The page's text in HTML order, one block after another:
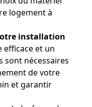
logement à
installation
efficace et un
sont nécessaires
de votre
et garantir